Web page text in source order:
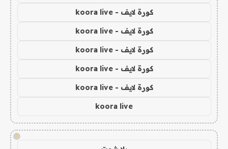
كورة لايف - koora live
كورة لايف - koora live
كورة لايف - koora live
كورة لايف - koora live
كورة لايف - koora live
koora live
!